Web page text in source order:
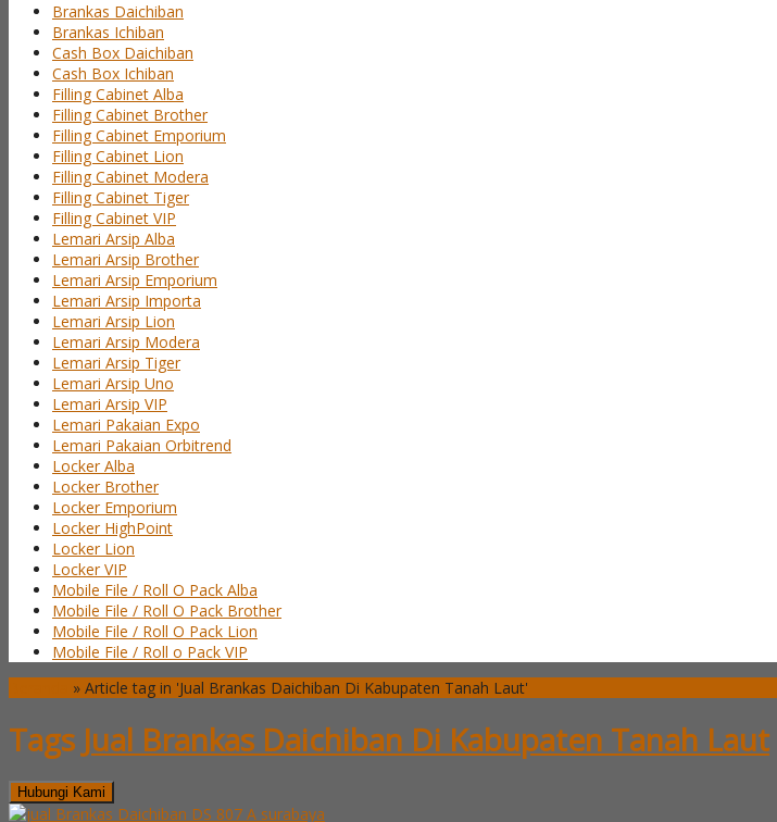
Brankas Daichiban
Brankas Ichiban
Cash Box Daichiban
Cash Box Ichiban
Filling Cabinet Alba
Filling Cabinet Brother
Filling Cabinet Emporium
Filling Cabinet Lion
Filling Cabinet Modera
Filling Cabinet Tiger
Filling Cabinet VIP
Lemari Arsip Alba
Lemari Arsip Brother
Lemari Arsip Emporium
Lemari Arsip Importa
Lemari Arsip Lion
Lemari Arsip Modera
Lemari Arsip Tiger
Lemari Arsip Uno
Lemari Arsip VIP
Lemari Pakaian Expo
Lemari Pakaian Orbitrend
Locker Alba
Locker Brother
Locker Emporium
Locker HighPoint
Locker Lion
Locker VIP
Mobile File / Roll O Pack Alba
Mobile File / Roll O Pack Brother
Mobile File / Roll O Pack Lion
Mobile File / Roll o Pack VIP
» Article tag in 'Jual Brankas Daichiban Di Kabupaten Tanah Laut'
Tags Jual Brankas Daichiban Di Kabupaten Tanah Laut
Hubungi Kami